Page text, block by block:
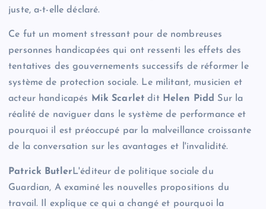
juste, a-t-elle déclaré.
Ce fut un moment stressant pour de nombreuses
personnes handicapées qui ont ressenti les effets des
tentatives des gouvernements successifs de réformer le
système de protection sociale. Le militant, musicien et
acteur handicapés Mik Scarlet dit Helen Pidd Sur la
réalité de naviguer dans le système de performance et
pourquoi il est préoccupé par la malveillance croissante
de la conversation sur les avantages et l'invalidité.
Patrick Butler L'éditeur de politique sociale du
Guardian, A examiné les nouvelles propositions du
travail. Il explique ce qui a changé et pourquoi la